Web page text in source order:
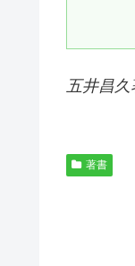
五井昌久
著書